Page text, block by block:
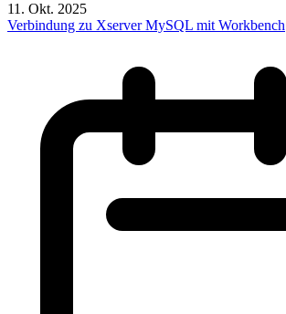
11. Okt. 2025
Verbindung zu Xserver MySQL mit Workbench